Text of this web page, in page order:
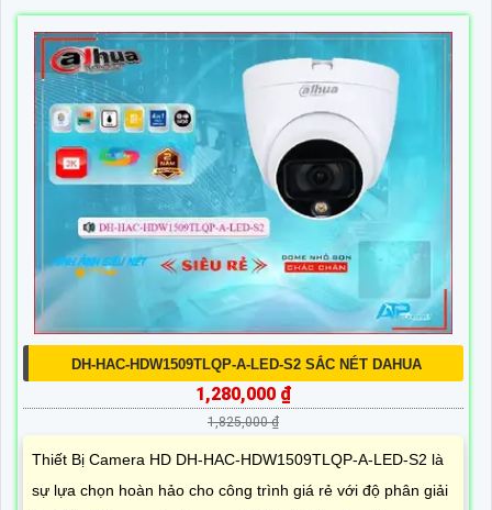
DH-HAC-HDW1509TLQP-A-LED-S2 SẮC NÉT DAHUA
1,280,000 ₫
1,825,000 ₫
Thiết Bị Camera HD DH-HAC-HDW1509TLQP-A-LED-S2 là
sự lựa chọn hoàn hảo cho công trình giá rẻ với độ phân giải